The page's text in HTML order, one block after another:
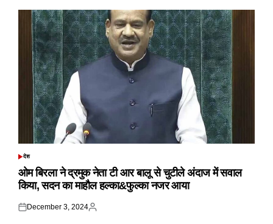
POSTED
देश
ओम बिरला ने द्रमुक नेता टी आर बालू से चुटीले अंदाज में सवाल
किया, सदन का माहौल हल्का&फुल्का नजर आया
Posted
December 3, 2024
Posted